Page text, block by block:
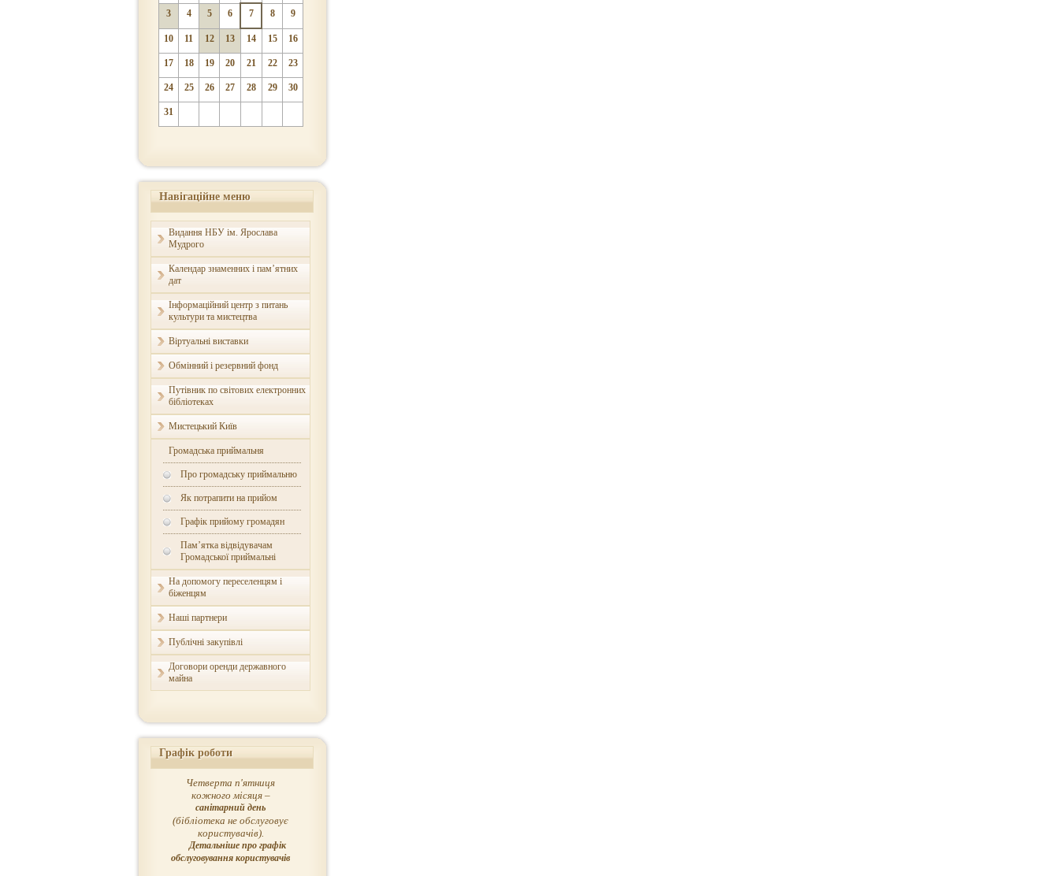
3 4 5 6 7 8 9
10 11 12 13 14 15 16
17 18 19 20 21 22 23
24 25 26 27 28 29 30
31
Навігаційне меню
Видання НБУ ім. Ярослава
Мудрого
Календар знаменних і пам’ятних
дат
Інформаційний центр з питань
культури та мистецтва
Віртуальні виставки
Обмінний і резервний фонд
Путівник по світових електронних
бібліотеках
Мистецький Київ
Громадська приймальня
Про громадську приймальню
Як потрапити на прийом
Графік прийому громадян
Пам’ятка відвідувачам
Громадської приймальні
На допомогу переселенцям і
біженцям
Наші партнери
Публічні закупівлі
Договори оренди державного
майна
Графік роботи
Четверта п'ятниця
кожного місяця –
санітарний день
(бібліотека не обслуговує
користувачів).
Детальніше про графік
обслуговування користувачів